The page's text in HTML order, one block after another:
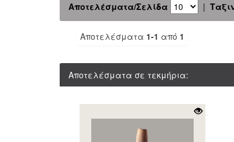
Αποτελέσματα/Σελίδα |
Αποτελέσματα 1-1 από 1
Αποτελέσματα σε τεκμήρια: